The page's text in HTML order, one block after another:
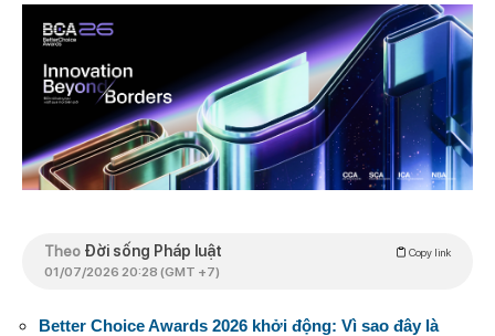
Theo Đời sống Pháp luật Copy link
01/07/2026 20:28 (GMT +7)
Better Choice Awards 2026 khởi động: Vì sao đây là